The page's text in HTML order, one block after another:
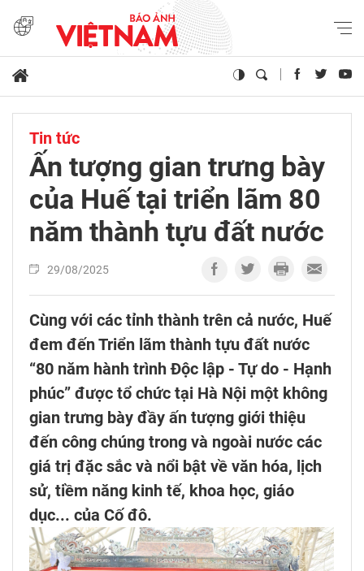
Tin tức
Ấn tượng gian trưng bày
của Huế tại triển lãm 80
năm thành tựu đất nước
29/08/2025
Cùng với các tỉnh thành trên cả nước, Huế
đem đến Triển lãm thành tựu đất nước
“80 năm hành trình Độc lập - Tự do - Hạnh
phúc” được tổ chức tại Hà Nội một không
gian trưng bày đầy ấn tượng giới thiệu
đến công chúng trong và ngoài nước các
giá trị đặc sắc và nổi bật về văn hóa, lịch
sử, tiềm năng kinh tế, khoa học, giáo
dục... của Cố đô.